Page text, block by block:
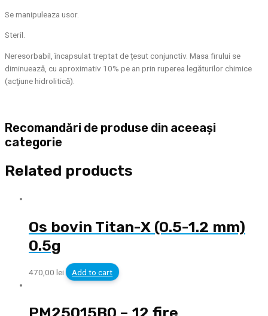
Se manipuleaza usor.
Steril.
Neresorbabil, încapsulat treptat de țesut conjunctiv. Masa firului se
diminuează, cu aproximativ 10% pe an prin ruperea legăturilor chimice
(acţiune hidrolitică).
Recomandări de produse din aceeași
categorie
Related products
Os bovin Titan-X (0.5-1.2 mm)
0.5g
470,00 lei Add to cart